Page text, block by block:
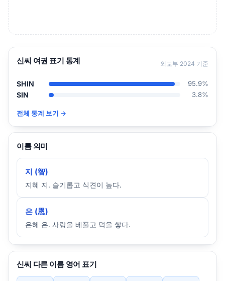
신씨 여권 표기 통계 외교부 2024 기준
SHIN 95.9%
SIN 3.8%
전체 통계 보기 →
이름 의미
지 (智)
지혜 지. 슬기롭고 식견이 높다.
은 (恩)
은혜 은. 사랑을 베풀고 덕을 쌓다.
신씨 다른 이름 영어 표기